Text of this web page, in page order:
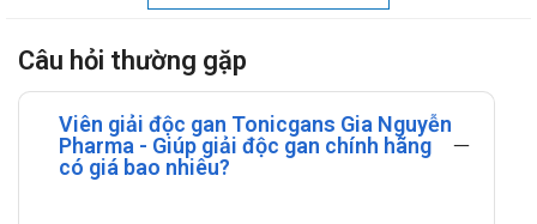
(Tương đương 0,1g dược liệu Diệp hạ châu).
Cao Bồ công anh (Lactuca indica extract) 20mg.
(Tương đương 0,1g dược liệu Bồ công anh).
(Tương đương 0,1g dược liệu Núc nác).
Cao Bìm bìm biếc (Pharbitis nil extract) 16mg.
(Tương đương 0,08g dược liệu Bìm bìm biếc).
Câu hỏi thường gặp
Viên giải độc gan Tonicgans Gia Nguyễn
Pharma - Giúp giải độc gan chính hãng
có giá bao nhiêu?